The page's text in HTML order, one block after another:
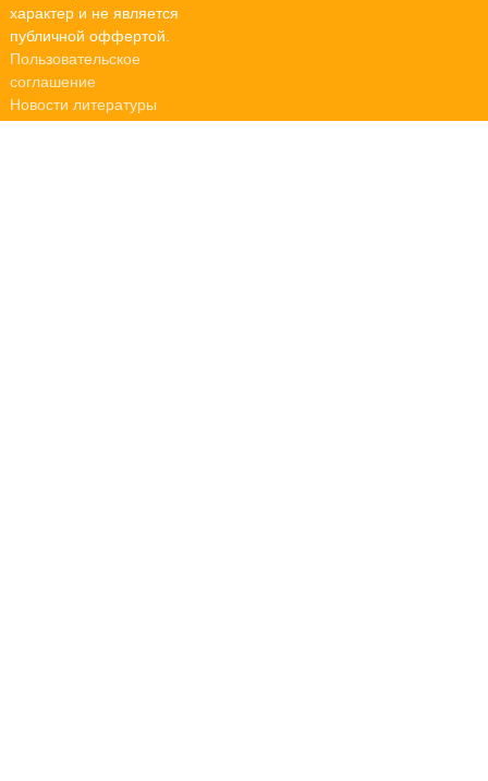
характер и не является
публичной оффертой.
Пользовательское
соглашение
Новости литературы